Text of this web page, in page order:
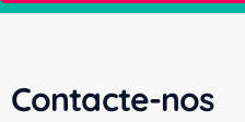
Contacte-nos